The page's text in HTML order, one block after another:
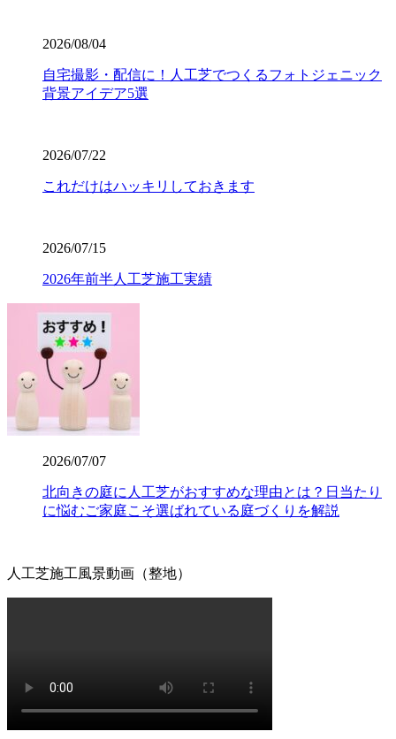
が安全に、そしてアクティブに過ごせる空間を、確かな品
で、幅広い対応が可能です。まずは無料見積もりで、プロ
仕様の品質をご検討ください。
業者の選定で最も重要なのは、実は製品以上に「施工技
術」です。どんなに高級な人工芝を使っても、下地の処理
が甘かったり継ぎ目の接合が未熟だったりすると、数年で
フが責任を持って基礎から敷き込みまで一貫して行いま
す。細部までピシっと揃った、見ていて気持ちが良いほど
のフラットな仕上がりは、多くのお客様から高い評価をい
ただいております。プロの職人魂が宿る仕上がりをご提案
します。後悔しないお庭づくりは、信頼できる施工店選び
から始まります。
2026.7.16
が、ホームセンターなどの低価格すぎる製品は、紫外線に
す。その点、ワイズヴェルデの製品は15年の耐用を実証済
みです。長期間の使用に耐えうる高品質な素材選びこそ
が、結果として交換回数を減らし、最もコストパフォーマ
ンスに優れた選択となります。一度の工事で長く愛用して
いお庭づくりを、専門家の視点から支えます。
いことで中間マージンを徹底的にカットし、高品質ながら
リーズナブルな価格を実現しました。この独自流通経路が
あるからこそ、ワンランク上の製品を予算内で提供するこ
2026/08/04
自宅撮影・配信に！人工芝でつくるフォトジェニック
背景アイデア5選
2026/07/22
これだけはハッキリしておきます
2026/07/15
2026年前半人工芝施工実績
2026/07/07
北向きの庭に人工芝がおすすめな理由とは？日当たり
に悩むご家庭こそ選ばれている庭づくりを解説
人工芝施工風景動画（整地）